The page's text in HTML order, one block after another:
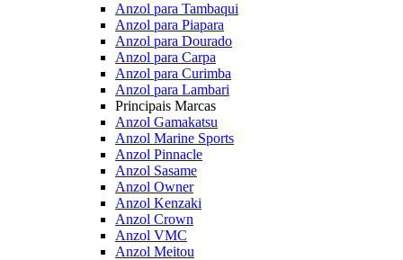
Anzol para Tambaqui
Anzol para Piapara
Anzol para Dourado
Anzol para Carpa
Anzol para Curimba
Anzol para Lambari
Principais Marcas
Anzol Gamakatsu
Anzol Marine Sports
Anzol Pinnacle
Anzol Sasame
Anzol Owner
Anzol Kenzaki
Anzol Crown
Anzol VMC
Anzol Meitou